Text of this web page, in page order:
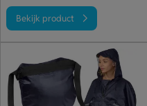
Bekijk product